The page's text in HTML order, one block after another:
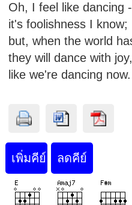
Oh, I feel like dancing -
it's foolishness I know;
but, when the world
they will dance with joy,
like we're dancing now.